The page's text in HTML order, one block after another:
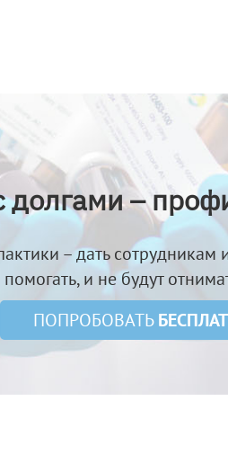
–
– дать сотрудникам
и не будут
ПОПРОБОВАТЬ